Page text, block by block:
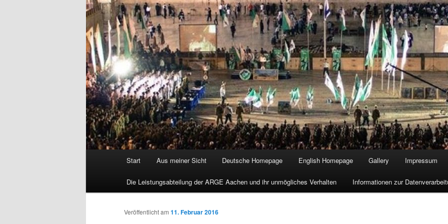
Start Aus meiner Sicht Deutsche Homepage English Homepage Gallery Impressum
Die Leistungsabteilung der ARGE Aachen und ihr unmögliches Verhalten Informationen zur
Veröffentlicht am 11. Februar 2016